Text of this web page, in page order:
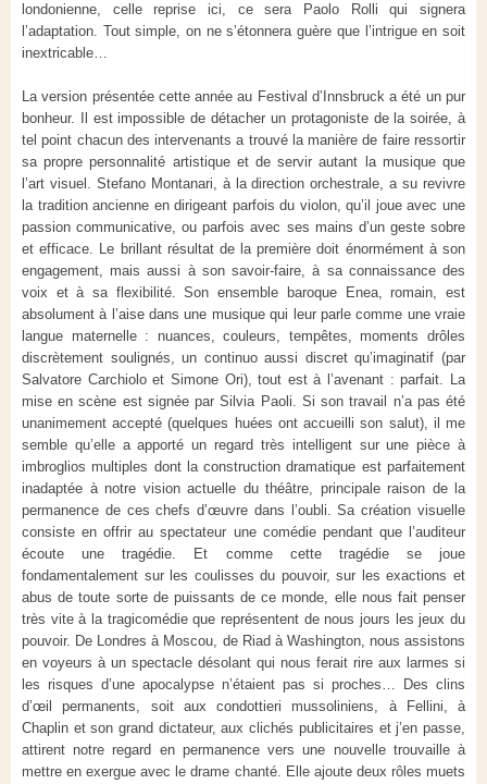
londonienne, celle reprise ici, ce sera Paolo Rolli qui signera
l’adaptation. Tout simple, on ne s’étonnera guère que l’intrigue en soit
inextricable…
La version présentée cette année au Festival d’Innsbruck a été un pur
bonheur. Il est impossible de détacher un protagoniste de la soirée, à
tel point chacun des intervenants a trouvé la manière de faire ressortir
sa propre personnalité artistique et de servir autant la musique que
l’art visuel. Stefano Montanari, à la direction orchestrale, a su revivre
la tradition ancienne en dirigeant parfois du violon, qu’il joue avec une
passion communicative, ou parfois avec ses mains d’un geste sobre
et efficace. Le brillant résultat de la première doit énormément à son
engagement, mais aussi à son savoir-faire, à sa connaissance des
voix et à sa flexibilité. Son ensemble baroque Enea, romain, est
absolument à l’aise dans une musique qui leur parle comme une vraie
langue maternelle : nuances, couleurs, tempêtes, moments drôles
discrètement soulignés, un continuo aussi discret qu’imaginatif (par
Salvatore Carchiolo et Simone Ori), tout est à l’avenant : parfait. La
mise en scène est signée par Silvia Paoli. Si son travail n’a pas été
unanimement accepté (quelques huées ont accueilli son salut), il me
semble qu’elle a apporté un regard très intelligent sur une pièce à
imbroglios multiples dont la construction dramatique est parfaitement
inadaptée à notre vision actuelle du théâtre, principale raison de la
permanence de ces chefs d’œuvre dans l’oubli. Sa création visuelle
consiste en offrir au spectateur une comédie pendant que l’auditeur
écoute une tragédie. Et comme cette tragédie se joue
fondamentalement sur les coulisses du pouvoir, sur les exactions et
abus de toute sorte de puissants de ce monde, elle nous fait penser
très vite à la tragicomédie que représentent de nous jours les jeux du
pouvoir. De Londres à Moscou, de Riad à Washington, nous assistons
en voyeurs à un spectacle désolant qui nous ferait rire aux larmes si
les risques d’une apocalypse n’étaient pas si proches… Des clins
d’œil permanents, soit aux condottieri mussoliniens, à Fellini, à
Chaplin et son grand dictateur, aux clichés publicitaires et j’en passe,
attirent notre regard en permanence vers une nouvelle trouvaille à
mettre en exergue avec le drame chanté. Elle ajoute deux rôles muets